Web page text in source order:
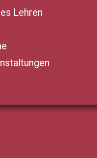
Lehren